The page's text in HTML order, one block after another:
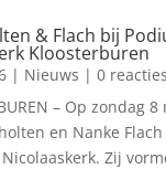
& Flach bij
Kloosterburen
| Nieuws | 0 reacties
– Op zondag
en Nanke
Zij